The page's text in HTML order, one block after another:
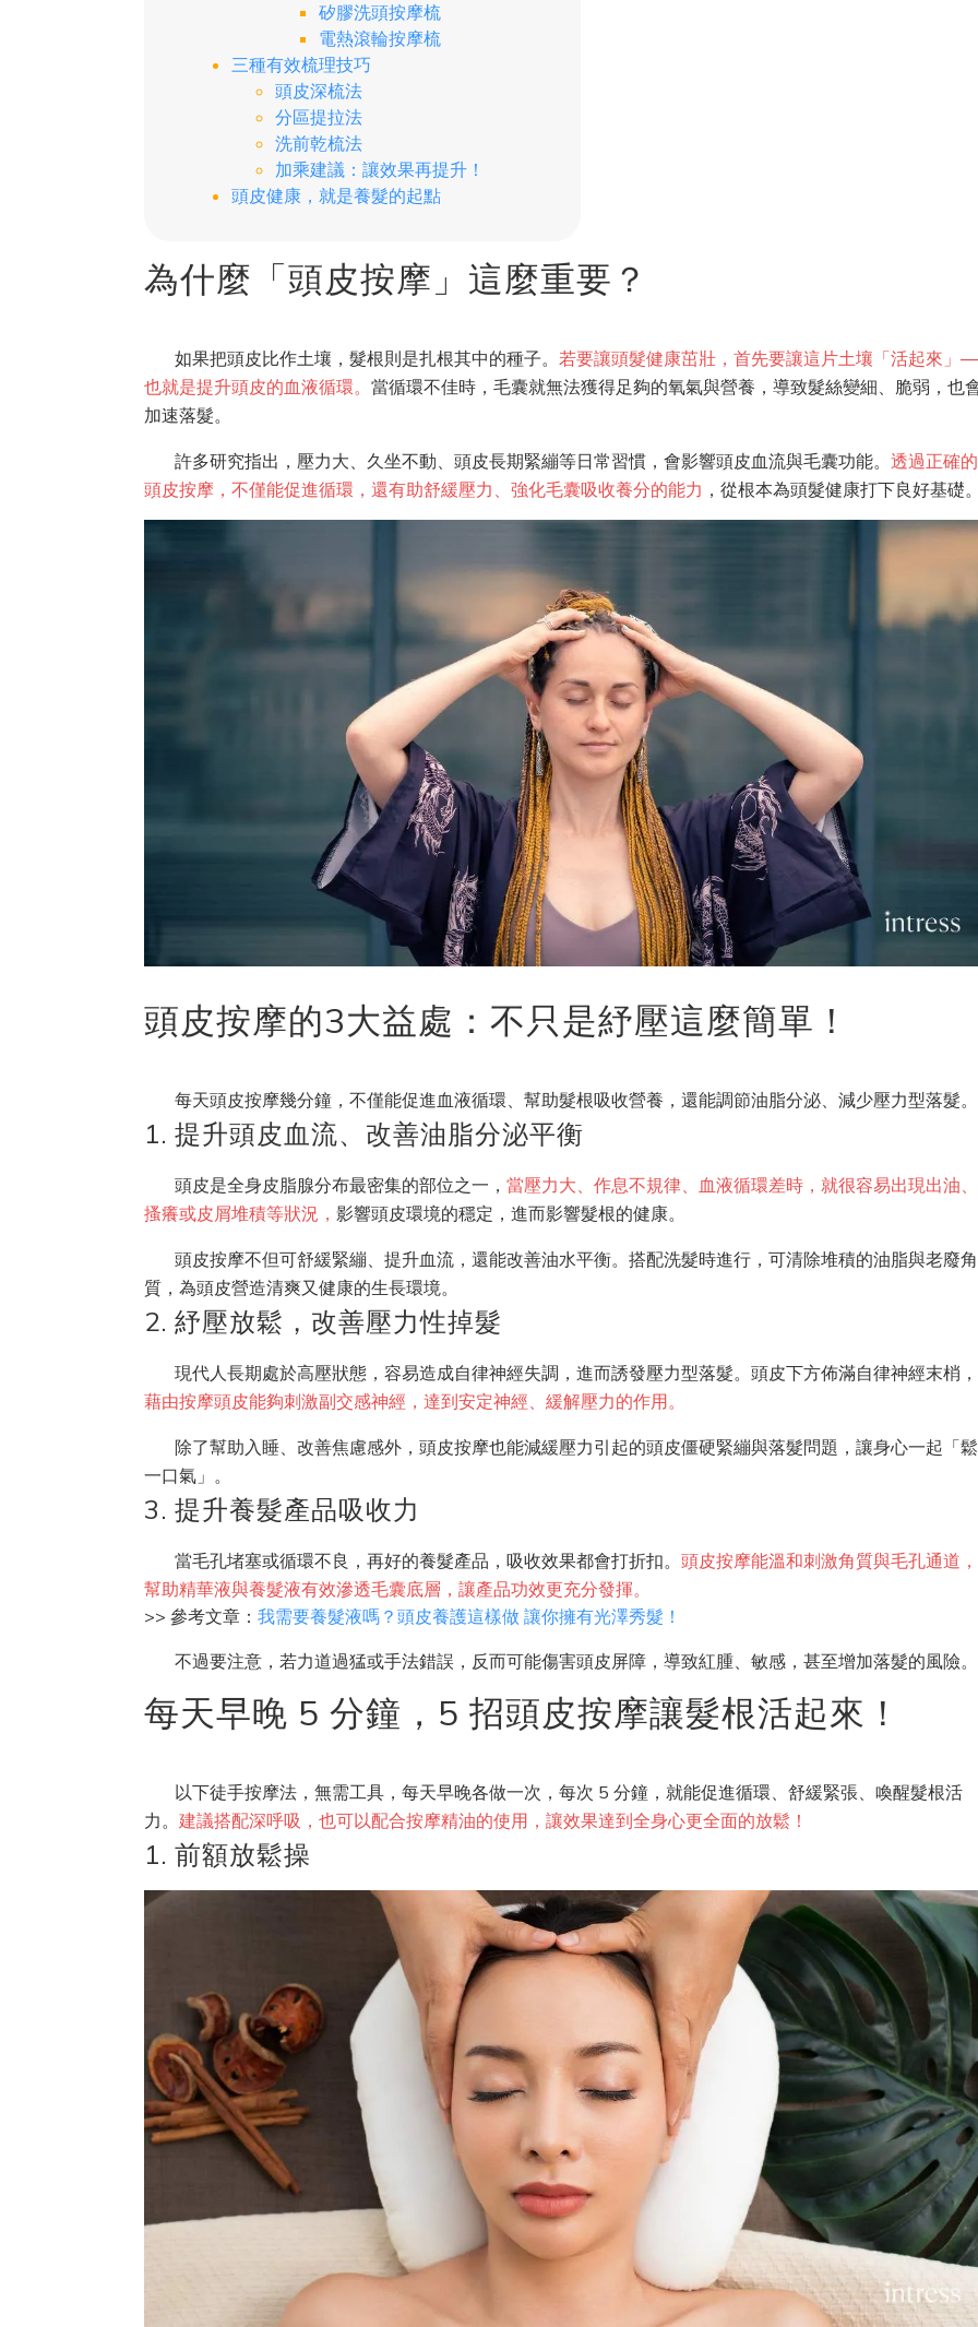
矽膠洗頭按摩梳
電熱滾輪按摩梳
三種有效梳理技巧
頭皮深梳法
分區提拉法
洗前乾梳法
加乘建議：讓效果再提升！
頭皮健康，就是養髮的起點
為什麼「頭皮按摩」這麼重要？
如果把頭皮比作土壤，髮根則是扎根其中的種子。若要讓頭髮健康茁壯，首先要讓這片土壤「活起來」
也就是提升頭皮的血液循環。 當循環不佳時，毛囊就無法獲得足夠的氧氣與營養，導致髮絲變細、脆弱，也
加速落髮。
許多研究指出，壓力大、久坐不動、頭皮長期緊繃等日常習慣，會影響頭皮血流與毛囊功能。透過正確的
頭皮按摩，不僅能促進循環，還有助舒緩壓力、強化毛囊吸收養分的能力 ，從根本為頭髮健康打下良好基礎。
頭皮按摩的3大益處：不只是紓壓這麼簡單！
每天頭皮按摩幾分鐘，不僅能促進血液循環、幫助髮根吸收營養，還能調節油脂分泌、減少壓力型落髮。
1. 提升頭皮血流、改善油脂分泌平衡
頭皮是全身皮脂腺分布最密集的部位之一，當壓力大、作息不規律、血液循環差時，就很容易出現出油、
搔癢或皮屑堆積等狀況， 影響頭皮環境的穩定，進而影響髮根的健康。
頭皮按摩不但可舒緩緊繃、提升血流，還能改善油水平衡。搭配洗髮時進行，可清除堆積的油脂與老廢角
質，為頭皮營造清爽又健康的生長環境。
2. 紓壓放鬆，改善壓力性掉髮
現代人長期處於高壓狀態，容易造成自律神經失調，進而誘發壓力型落髮。頭皮下方佈滿自律神經末梢，
藉由按摩頭皮能夠刺激副交感神經，達到安定神經、緩解壓力的作用。
除了幫助入睡、改善焦慮感外，頭皮按摩也能減緩壓力引起的頭皮僵硬緊繃與落髮問題，讓身心一起「鬆
一口氣」。
3. 提升養髮產品吸收力
當毛孔堵塞或循環不良，再好的養髮產品，吸收效果都會打折扣。頭皮按摩能溫和刺激角質與毛孔通道，
幫助精華液與養髮液有效滲透毛囊底層，讓產品功效更充分發揮。
>> 參考文章： 我需要養髮液嗎？頭皮養護這樣做 讓你擁有光澤秀髮！
不過要注意，若力道過猛或手法錯誤，反而可能傷害頭皮屏障，導致紅腫、敏感，甚至增加落髮的風險。
每天早晚 5 分鐘，5 招頭皮按摩讓髮根活起來！
以下徒手按摩法，無需工具，每天早晚各做一次，每次 5 分鐘，就能促進循環、舒緩緊張、喚醒髮根活
力。 建議搭配深呼吸，也可以配合按摩精油的使用，讓效果達到全身心更全面的放鬆！
1. 前額放鬆操